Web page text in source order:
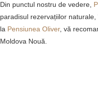
Din punctul nostru de vedere,
paradisul rezervațiilor
la Pensiunea Oliver, vă
Moldova Nouă.